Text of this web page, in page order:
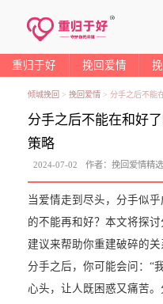
重归于好 挽回爱情
倾城挽回 > 挽回爱情> 分手之后不能
分手之后不能在和好
策略
2024-07-02 作者：挽回爱情精选
当爱情走到尽头，分手似
的不能再和好？本文将探
建议来帮助你重建破碎的关
分手之后，你可能会问：“
心头，让人既困惑又痛苦